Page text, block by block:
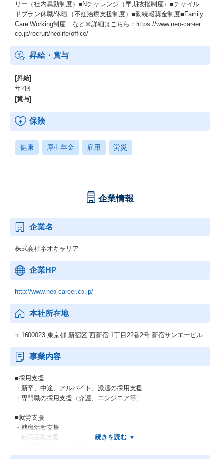
リー（社内異動制度）■Nチャレンジ（早期抜擢制度）■チャイル
ドプラン休職/休暇（不妊治療支援制度）■勤続報奨金制度■Family
Care Working制度 など※詳細はこちら：https://www.neo-career.
co.jp/recruit/neolife/office/
昇給・賞与
[昇給]
年2回
[賞与]
保険
健康 厚生年金 雇用 労災
企業情報
企業名
株式会社ネオキャリア
企業HP
http://www.neo-career.co.jp/
本社所在地
〒1600023 東京都 新宿区 西新宿 1丁目22番2号 新宿サンエービル
事業内容
■採用支援
・新卒、中途、アルバイト、派遣の採用支援
・専門職の採用支援（介護、エンジニア等）
■就労支援
・就職活動支援
・転職活動支援